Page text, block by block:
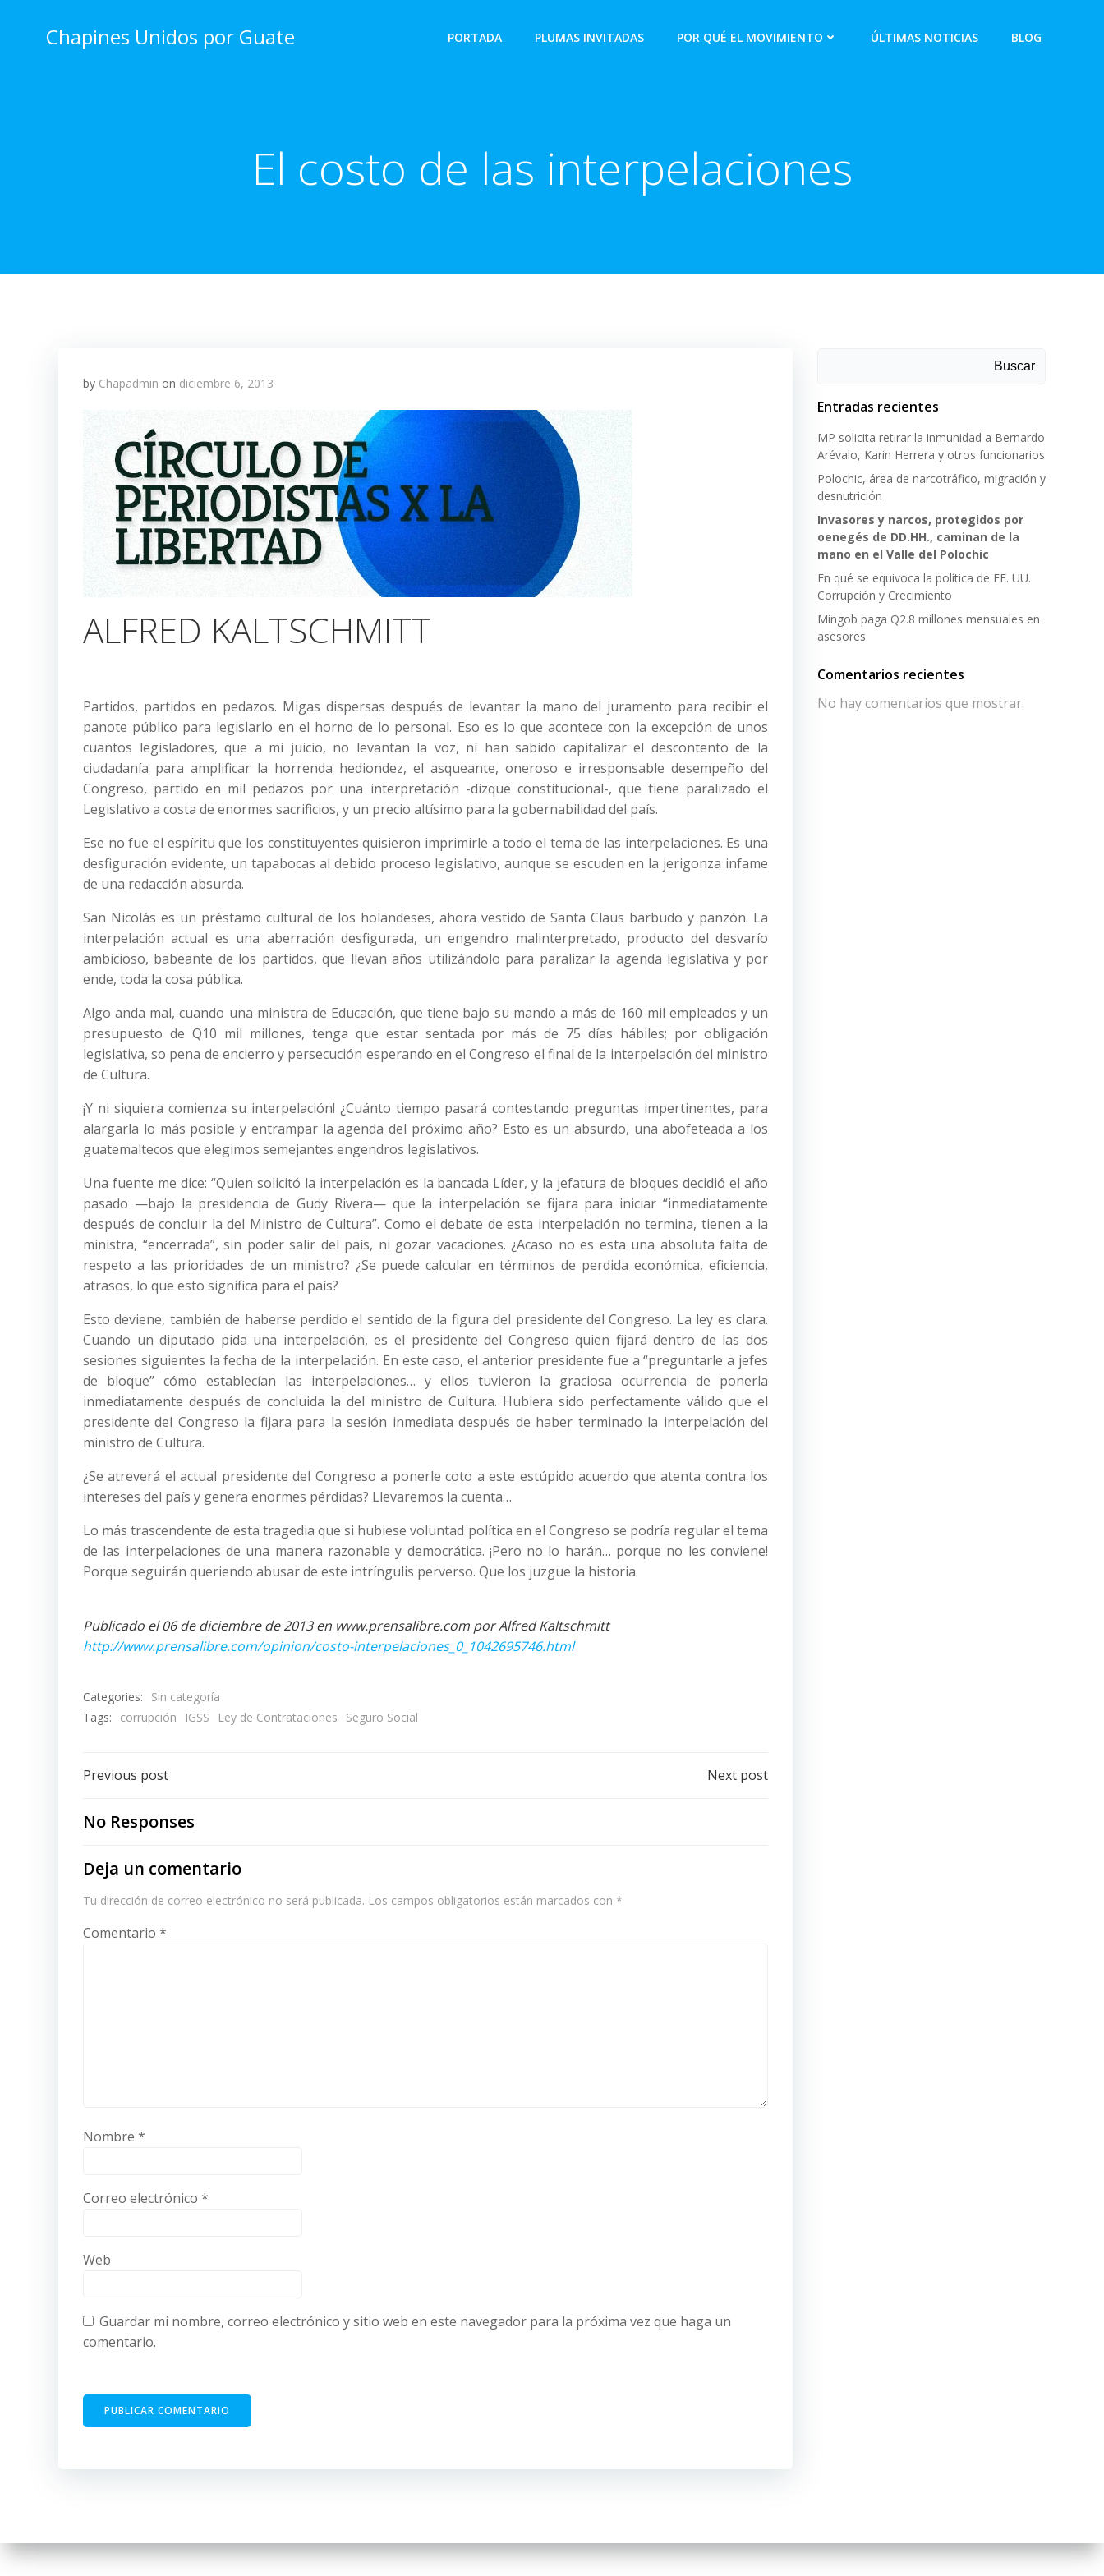
Chapines Unidos por Guate PORTADA PLUMAS INVITADAS POR QUÉ EL MOVIMIENTO ÚLTIMAS NOTICIAS BLOG
El costo de las interpelaciones
by Chapadmin on diciembre 6, 2013
ALFRED KALTSCHMITT
Partidos, partidos en pedazos. Migas dispersas después de levantar la mano del juramento para recibir el
panote público para legislarlo en el horno de lo personal. Eso es lo que acontece con la excepción de unos
cuantos legisladores, que a mi juicio, no levantan la voz, ni han sabido capitalizar el descontento de la
ciudadanía para amplificar la horrenda hediondez, el asqueante, oneroso e irresponsable desempeño del
Congreso, partido en mil pedazos por una interpretación -dizque constitucional-, que tiene paralizado el
Legislativo a costa de enormes sacrificios, y un precio altísimo para la gobernabilidad del país.
Ese no fue el espíritu que los constituyentes quisieron imprimirle a todo el tema de las interpelaciones. Es una
desfiguración evidente, un tapabocas al debido proceso legislativo, aunque se escuden en la jerigonza infame
de una redacción absurda.
San Nicolás es un préstamo cultural de los holandeses, ahora vestido de Santa Claus barbudo y panzón. La
interpelación actual es una aberración desfigurada, un engendro malinterpretado, producto del desvarío
ambicioso, babeante de los partidos, que llevan años utilizándolo para paralizar la agenda legislativa y por
ende, toda la cosa pública.
Algo anda mal, cuando una ministra de Educación, que tiene bajo su mando a más de 160 mil empleados y un
presupuesto de Q10 mil millones, tenga que estar sentada por más de 75 días hábiles; por obligación
legislativa, so pena de encierro y persecución esperando en el Congreso el final de la interpelación del ministro
de Cultura.
¡Y ni siquiera comienza su interpelación! ¿Cuánto tiempo pasará contestando preguntas impertinentes, para
alargarla lo más posible y entrampar la agenda del próximo año? Esto es un absurdo, una abofeteada a los
guatemaltecos que elegimos semejantes engendros legislativos.
Una fuente me dice: “Quien solicitó la interpelación es la bancada Líder, y la jefatura de bloques decidió el año
pasado —bajo la presidencia de Gudy Rivera— que la interpelación se fijara para iniciar “inmediatamente
después de concluir la del Ministro de Cultura”. Como el debate de esta interpelación no termina, tienen a la
ministra, “encerrada”, sin poder salir del país, ni gozar vacaciones. ¿Acaso no es esta una absoluta falta de
respeto a las prioridades de un ministro? ¿Se puede calcular en términos de perdida económica, eficiencia,
atrasos, lo que esto significa para el país?
Esto deviene, también de haberse perdido el sentido de la figura del presidente del Congreso. La ley es clara.
Cuando un diputado pida una interpelación, es el presidente del Congreso quien fijará dentro de las dos
sesiones siguientes la fecha de la interpelación. En este caso, el anterior presidente fue a “preguntarle a jefes
de bloque” cómo establecían las interpelaciones… y ellos tuvieron la graciosa ocurrencia de ponerla
inmediatamente después de concluida la del ministro de Cultura. Hubiera sido perfectamente válido que el
presidente del Congreso la fijara para la sesión inmediata después de haber terminado la interpelación del
ministro de Cultura.
¿Se atreverá el actual presidente del Congreso a ponerle coto a este estúpido acuerdo que atenta contra los
intereses del país y genera enormes pérdidas? Llevaremos la cuenta…
Lo más trascendente de esta tragedia que si hubiese voluntad política en el Congreso se podría regular el tema
de las interpelaciones de una manera razonable y democrática. ¡Pero no lo harán… porque no les conviene!
Porque seguirán queriendo abusar de este intríngulis perverso. Que los juzgue la historia.
Publicado el 06 de diciembre de 2013 en www.prensalibre.com por Alfred Kaltschmitt
http://www.prensalibre.com/opinion/costo-interpelaciones_0_1042695746.html
Categories:
Sin categoría
Tags:
corrupción IGSS Ley de Contrataciones Seguro Social
Post
navigation
Previous post Next post
No Responses
Deja un comentario
Tu dirección de correo electrónico no será publicada. Los campos obligatorios están marcados con *
Comentario *
Nombre *
Correo electrónico *
Web
Guardar mi nombre, correo electrónico y sitio web en este navegador para la próxima vez que haga un
comentario.
Buscar
Entradas recientes
MP solicita retirar la inmunidad a Bernardo
Arévalo, Karin Herrera y otros funcionarios
Polochic, área de narcotráfico, migración y
desnutrición
Invasores y narcos, protegidos por
oenegés de DD.HH., caminan de la
mano en el Valle del Polochic
En qué se equivoca la política de EE. UU.
Corrupción y Crecimiento
Mingob paga Q2.8 millones mensuales en
asesores
Comentarios recientes
No hay comentarios que mostrar.